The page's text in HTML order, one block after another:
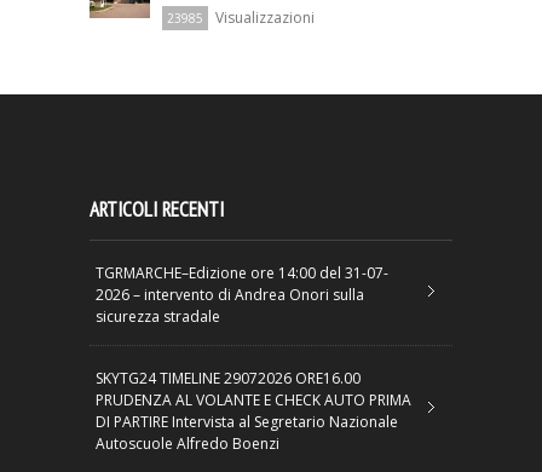
23985 Visualizzazioni
ARTICOLI RECENTI
TGRMARCHE–Edizione ore 14:00 del 31-07-
2026 – intervento di Andrea Onori sulla
sicurezza stradale
SKYTG24 TIMELINE 29072026 ORE16.00
PRUDENZA AL VOLANTE E CHECK AUTO PRIMA
DI PARTIRE Intervista al Segretario Nazionale
Autoscuole Alfredo Boenzi